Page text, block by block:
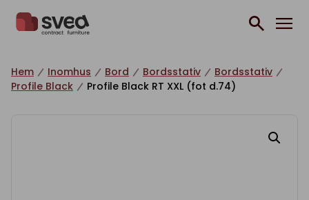
Hem Inomhus Bord Bordsstativ
Bordsstativ
Profile Black
Profile Black RT XXL (fot d.74)